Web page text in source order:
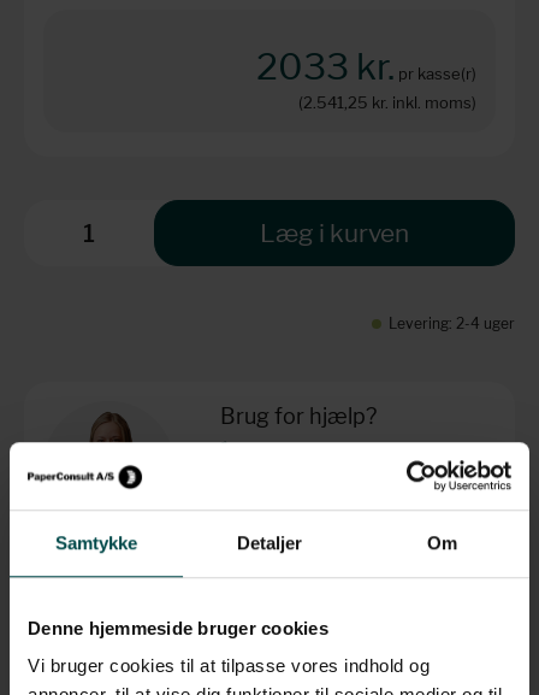
Samtykke Detaljer Om
Denne hjemmeside bruger cookies
Vi bruger cookies til at tilpasse vores indhold og
2033 kr. pr kasse(r)
(2.541,25 kr. inkl. moms)
Læg i kurven
Levering: 2-4 uger
Brug for hjælp?
+45 70 70 7 42 7
Mandag-torsdag: 8.00-16.00